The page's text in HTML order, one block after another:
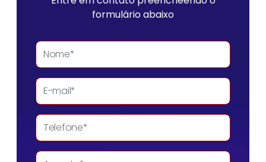
formulário abaixo